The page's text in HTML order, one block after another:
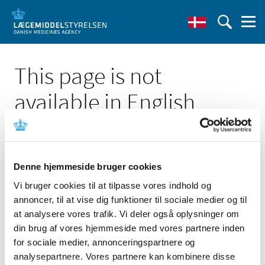
Denne hjemmeside bruger cookies
Vi bruger cookies til at tilpasse vores indhold og
annoncer, til at vise dig funktioner til sociale medier og til
at analysere vores trafik. Vi deler også oplysninger om
din brug af vores hjemmeside med vores partnere inden
for sociale medier, annonceringspartnere og
analysepartnere. Vores partnere kan kombinere disse
This page is not
available in English
Click here to see the Danish page 'Høring over
Medicintilskuds_nævnets nye forslag til indstilling til
tilskudsstatus for lægemidler mod diabetes'
Go to English frontpage